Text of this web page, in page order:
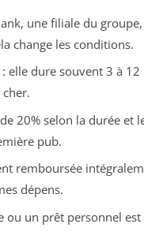
une filiale du
change les conditions.
: elle dure souvent 3 à 12
20% selon la durée et
pub.
remboursée
dépens.
ou un prêt personnel est